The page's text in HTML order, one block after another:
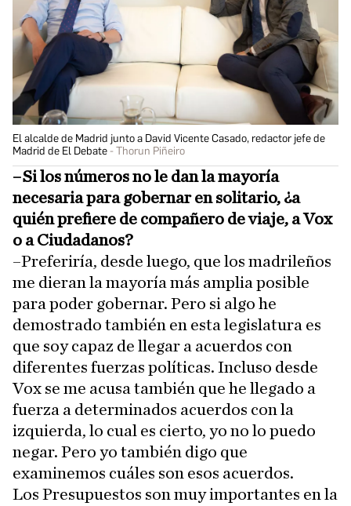
El alcalde de Madrid junto a David Vicente Casado, redactor jefe de
Madrid de El Debate
Thorun Piñeiro
–Si los números no le dan la mayoría
necesaria para gobernar en solitario, ¿a
quién prefiere de compañero de viaje, a Vox
o a Ciudadanos?
–Preferiría, desde luego, que los madrileños
me dieran la mayoría más amplia posible
para poder gobernar. Pero si algo he
demostrado también en esta legislatura es
que soy capaz de llegar a acuerdos con
diferentes fuerzas políticas. Incluso desde
Vox se me acusa también que he llegado a
fuerza a determinados acuerdos con la
izquierda, lo cual es cierto, yo no lo puedo
negar. Pero yo también digo que
examinemos cuáles son esos acuerdos.
Los Presupuestos son muy importantes en la